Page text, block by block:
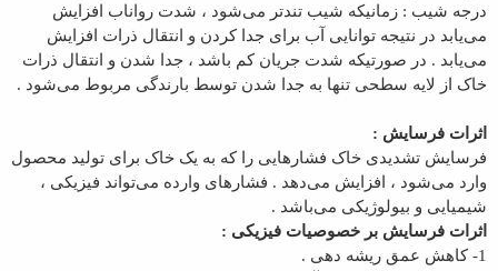
درجه شیب : زمانیکه شیب تندتر می‌شود ، شدت رواناب افزایش
می‌یابد در نتیجه توانایی آب برای جدا کردن و انتقال ذرات افزایش
می‌یابد . در صورتیکه شدت جریان کم باشد ، جدا شدن و انتقال ذرات
خاک از لایه سطحی تنها به جدا شدن توسط بارندگی مربوط می‌شود .
اثرات فرسایش :
فرسایش تشدیدی خاک فشارهایی را که به یک خاک برای تولید محصول
وارد می‌شود ، افزایش می‌دهد . فشارهای وارده می‌تواند فیزیکی ،
شیمیایی و بیولوژیکی می‌باشد .
اثرات فرسایش بر خصوصیات فیزیکی :
1- کاهش عمق ریشه دهی .